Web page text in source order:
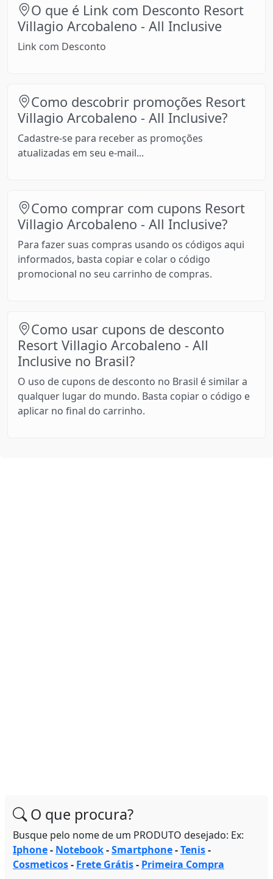
O que é Link com Desconto Resort
Villagio Arcobaleno - All Inclusive
Link com Desconto
Como descobrir promoções Resort
Villagio Arcobaleno - All Inclusive?
Cadastre-se para receber as promoções
atualizadas em seu e-mail...
Como comprar com cupons Resort
Villagio Arcobaleno - All Inclusive?
Para fazer suas compras usando os códigos aqui
informados, basta copiar e colar o código
promocional no seu carrinho de compras.
Como usar cupons de desconto
Resort Villagio Arcobaleno - All
Inclusive no Brasil?
O uso de cupons de desconto no Brasil é similar a
qualquer lugar do mundo. Basta copiar o código e
aplicar no final do carrinho.
O que procura?
Busque pelo nome de um PRODUTO desejado: Ex:
Iphone- Notebook-Smartphone-Tenis-
Cosmeticos- Frete Grátis- Primeira Compra